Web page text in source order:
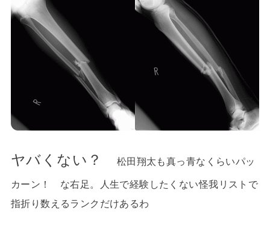
ヤバくない？ 松田翔太も真っ青なくらいパッ
カーン！ な右足。人生で経験したくない怪我リストで
指折り数えるランクだけあるわ